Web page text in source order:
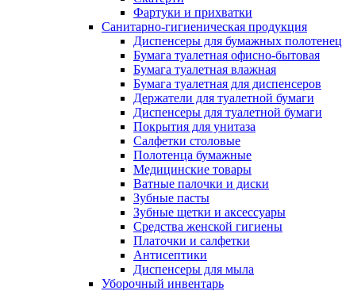
Фартуки и прихватки
Санитарно-гигиеническая продукция
Диспенсеры для бумажных полотенец
Бумага туалетная офисно-бытовая
Бумага туалетная влажная
Бумага туалетная для диспенсеров
Держатели для туалетной бумаги
Диспенсеры для туалетной бумаги
Покрытия для унитаза
Салфетки столовые
Полотенца бумажные
Медицинские товары
Ватные палочки и диски
Зубные пасты
Зубные щетки и аксессуары
Средства женской гигиены
Платочки и салфетки
Антисептики
Диспенсеры для мыла
Уборочный инвентарь